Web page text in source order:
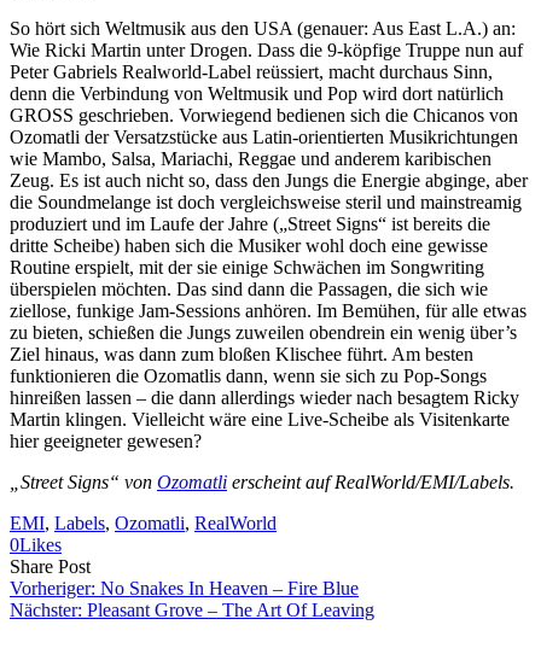
Facebook
to
clipboard
via
eMail
So hört sich Weltmusik aus den USA (genauer: Aus East L.A.) an:
Wie Ricki Martin unter Drogen. Dass die 9-köpfige Truppe nun auf
Peter Gabriels Realworld-Label reüssiert, macht durchaus Sinn,
denn die Verbindung von Weltmusik und Pop wird dort natürlich
GROSS geschrieben. Vorwiegend bedienen sich die Chicanos von
Ozomatli der Versatzstücke aus Latin-orientierten Musikrichtungen
wie Mambo, Salsa, Mariachi, Reggae und anderem karibischen
Zeug. Es ist auch nicht so, dass den Jungs die Energie abginge, aber
die Soundmelange ist doch vergleichsweise steril und mainstreamig
produziert und im Laufe der Jahre („Street Signs“ ist bereits die
dritte Scheibe) haben sich die Musiker wohl doch eine gewisse
Routine erspielt, mit der sie einige Schwächen im Songwriting
überspielen möchten. Das sind dann die Passagen, die sich wie
ziellose, funkige Jam-Sessions anhören. Im Bemühen, für alle etwas
zu bieten, schießen die Jungs zuweilen obendrein ein wenig über’s
Ziel hinaus, was dann zum bloßen Klischee führt. Am besten
funktionieren die Ozomatlis dann, wenn sie sich zu Pop-Songs
hinreißen lassen – die dann allerdings wieder nach besagtem Ricky
Martin klingen. Vielleicht wäre eine Live-Scheibe als Visitenkarte
hier geeigneter gewesen?
„Street Signs“ von Ozomatli erscheint auf RealWorld/EMI/Labels.
EMI, Labels, Ozomatli, RealWorld
0Likes
Share PostShare
on
Facebook
Copy
URL
to
Send
Link
via
Vorheriger: No Snakes In Heaven – Fire Blue
Nächster: Pleasant Grove – The Art Of Leaving